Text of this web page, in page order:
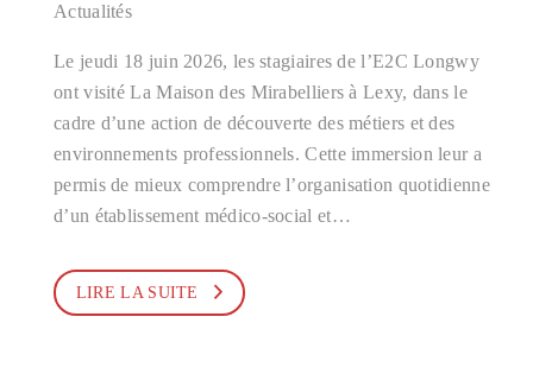
Actualités
Le jeudi 18 juin 2026, les stagiaires de l’E2C Longwy
ont visité La Maison des Mirabelliers à Lexy, dans le
cadre d’une action de découverte des métiers et des
environnements professionnels. Cette immersion leur a
permis de mieux comprendre l’organisation quotidienne
d’un établissement médico-social et…
LIRE LA SUITE